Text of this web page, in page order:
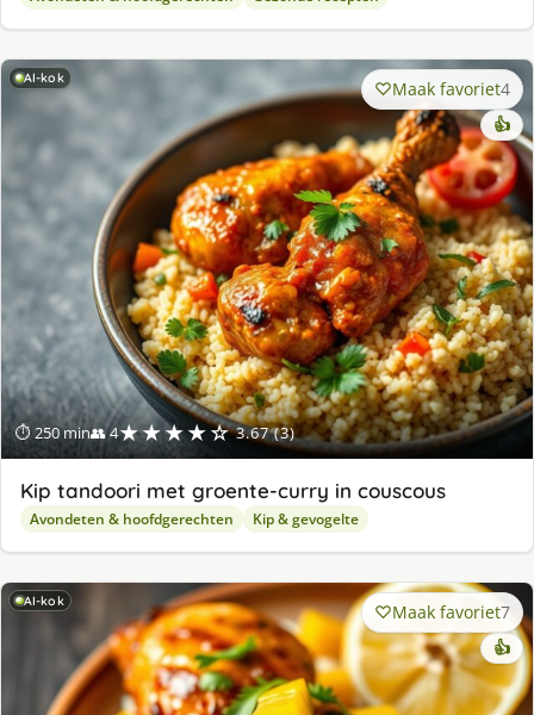
AI-kok
⏱ 250 min👥 4★★★★☆ 3.67 (3)
Maak favoriet4
👍
Kip tandoori met groente-curry in couscous
Avondeten & hoofdgerechten Kip & gevogelte
AI-kok Maak favoriet7
👍